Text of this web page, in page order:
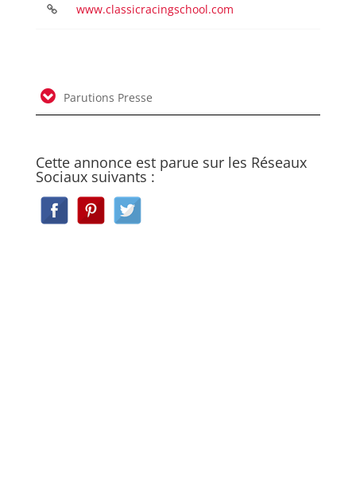
www.classicracingschool.com
Parutions Presse
Cette annonce est parue sur les Réseaux
Sociaux suivants :